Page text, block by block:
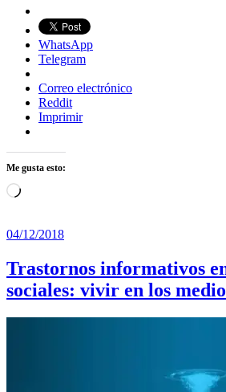
WhatsApp
Telegram
Correo electrónico
Reddit
Imprimir
Me gusta esto:
Cargando...
04/12/2018
Trastornos informativos
sociales: vivir en los